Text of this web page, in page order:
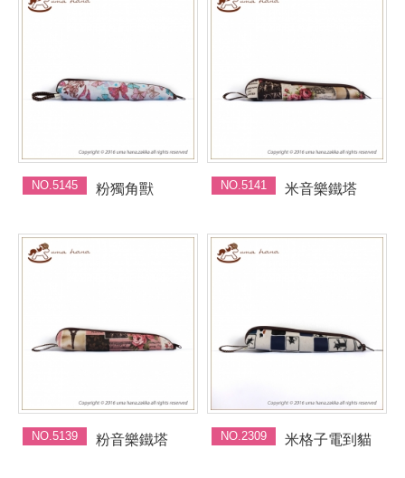
NO.5145 粉獨角獸 NO.5141 米音樂鐵塔
NO.5139 粉音樂鐵塔 NO.2309 米格子電到貓